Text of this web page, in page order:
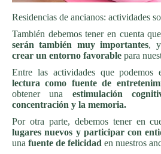
Residencias de ancianos: actividades
También debemos tener en cuenta
serán también muy importantes,
crear un entorno favorable para
Entre las actividades que podemos
lectura como fuente de
obtener una estimulación
concentración y la memoria.
Por otra parte, debemos tener en
lugares nuevos y participar con
una fuente de felicidad en nuestros